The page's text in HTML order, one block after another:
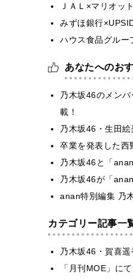
ＪＡＬ×マリオ
みずほ銀行
ハウス食品グル
あなたへのお
乃木坂46のメン
載！
乃木坂46・生田
卒業を発表した西
乃木坂46と「
乃木坂46が「
anan特別編集 乃
カテゴリー記事一
乃木坂46・賀喜
「月刊MOE」に